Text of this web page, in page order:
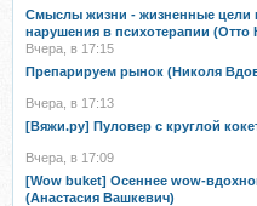
Смыслы жизни - жизненные цели
нарушения в психотерапии (Отто
Вчера, в 17:15
Препарируем рынок (Николя
Вчера, в 17:13
[Вяжи.ру] Пуловер с круглой
Вчера, в 17:09
[Wow buket] Осеннее wow-
(Анастасия Вашкевич)